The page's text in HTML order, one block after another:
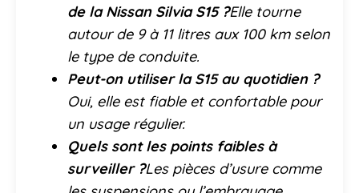
de la Nissan Silvia S15 ?Elle tourne
autour de 9 à 11 litres aux 100 km selon
le type de conduite.
Peut-on utiliser la S15 au quotidien ?
Oui, elle est fiable et confortable pour
un usage régulier.
Quels sont les points faibles à
surveiller ?Les pièces d’usure comme